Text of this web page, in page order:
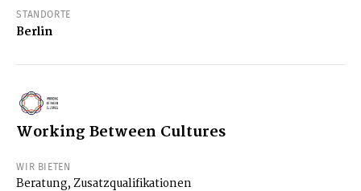
STANDORTE
Berlin
Working Between Cultures
WIR BIETEN
Beratung, Zusatzqualifikationen